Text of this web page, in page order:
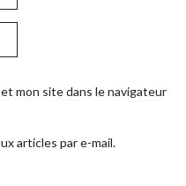
mon site dans le navigateur
articles par e-mail.